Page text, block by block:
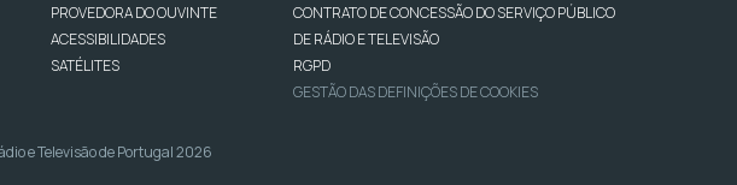
PROVEDORA DO OUVINTE
ACESSIBILIDADES
SATÉLITES
CONTRATO DE CONCESSÃO DO SERVIÇO PÚBLICO
DE RÁDIO E TELEVISÃO
RGPD
GESTÃO DAS DEFINIÇÕES DE COOKIES
e Televisão de Portugal 2026